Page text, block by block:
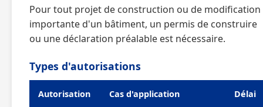
Pour tout projet de construction ou de modification
importante d'un bâtiment, un permis de construire
ou une déclaration préalable est nécessaire.
Types d'autorisations
Autorisation Cas d'application Délai